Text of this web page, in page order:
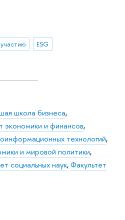
ESG
школа бизнеса,
и финансов,
технологий,
и мировой политики,
социальных наук,Факультет